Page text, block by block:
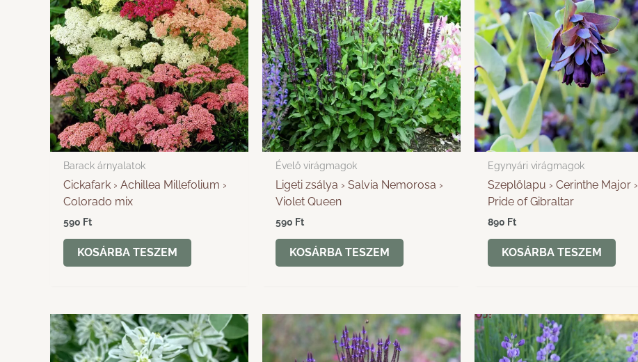
Barack árnyalatok
Cickafark › Achillea Millefolium ›
Colorado mix
590 Ft
KOSÁRBA TESZEM
Évelő virágmagok
Ligeti zsálya › Salvia Nemorosa ›
Violet Queen
590 Ft
KOSÁRBA TESZEM
Egynyári virágmagok
Szeplőlapu › Cerinthe Major ›
Pride of Gibraltar
890 Ft
KOSÁRBA TESZEM
ÚJ!